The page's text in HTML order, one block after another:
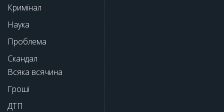
Кримінал
Наука
Проблема
Скандал
Всяка всячина
Гроші
ДТП